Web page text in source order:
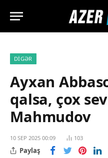
DIGƏR
Ayxan
qalsa, çox
Mahmudov
10 SEP 2025 00:09 103
Paylaş